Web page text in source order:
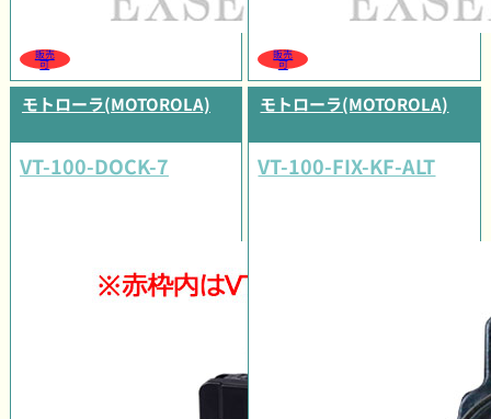
販売
可
販売
可
モトローラ(MOTOROLA)
VT-100-DOCK-7
モトローラ(MOTOROLA)
VT-100-FIX-KF-ALT